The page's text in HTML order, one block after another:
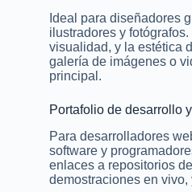
Ideal para diseñadores
ilustradores y
visualidad, y la estética
galería de imágenes o
principal.
Portafolio de desarrollo
Para desarrolladores
software y
enlaces a repositorios
demostraciones en vivo,